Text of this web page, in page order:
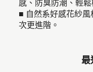
■ 自然系好感花紗
次更進階。
最